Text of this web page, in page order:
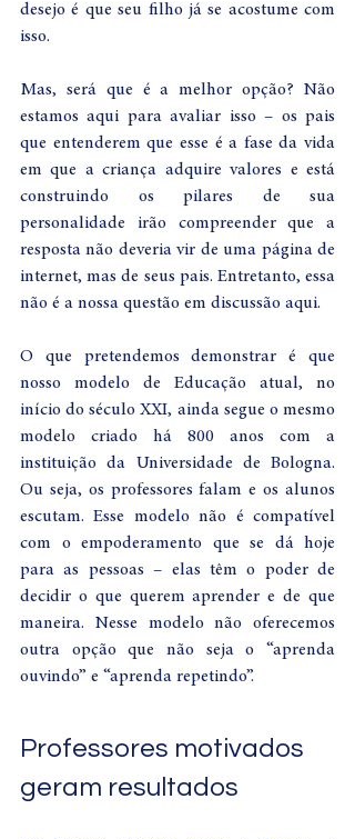
desejo é que seu filho já se acostume com
isso.
Mas, será que é a melhor opção? Não
estamos aqui para avaliar isso – os pais
que entenderem que esse é a fase da vida
em que a criança adquire valores e está
construindo os pilares de sua
personalidade irão compreender que a
resposta não deveria vir de uma página de
internet, mas de seus pais. Entretanto, essa
não é a nossa questão em discussão aqui.
O que pretendemos demonstrar é que
nosso modelo de Educação atual, no
início do século XXI, ainda segue o mesmo
modelo criado há 800 anos com a
instituição da Universidade de Bologna.
Ou seja, os professores falam e os alunos
escutam. Esse modelo não é compatível
com o empoderamento que se dá hoje
para as pessoas – elas têm o poder de
decidir o que querem aprender e de que
maneira. Nesse modelo não oferecemos
outra opção que não seja o “aprenda
ouvindo” e “aprenda repetindo”.
Professores motivados
geram resultados